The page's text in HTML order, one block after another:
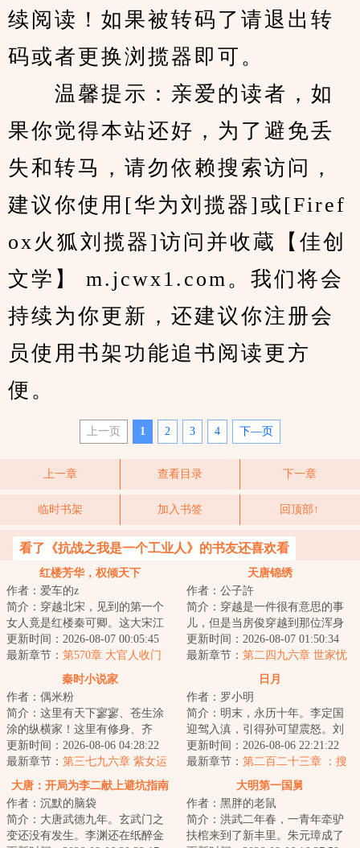
续阅读！如果被转码了请退出转
码或者更换浏揽器即可。
温馨提示：亲爱的读者，如
果你觉得本站还好，为了避免丢
失和转马，请勿依赖搜索访问，
建议你使用[华为刘揽器]或[Firef
ox火狐刘揽器]访问并收蔵【佳创
文学】 m.jcwx1.com。我们将会
持续为你更新，还建议你注册会
员使用书架功能追书阅读更方
便。
上一页 1 2 3 4 下—页
上一章 查看目录 下一章
临时书架 加入书签 回顶部↑
看了《抗战之我是一个工业人》的书友还喜欢看
红楼芳华，权倾天下
作者：爱车的z
简介：穿越北宋，见到的第一个
女人竟是红楼秦可卿。这大宋江
山，亦如红楼将倾我堂堂清河县
一霸，仗着一手...
更新时间：2026-08-07 00:05:45
最新章节： 第570章 大官人收门
生，贾母的算计
天唐锦绣
作者：公子許
简介：穿越是一件很有意思的事
儿，但是当房俊穿越到那位浑身
冒着绿油油光芒的唐朝同名前辈
身上，就感觉生...
更新时间：2026-08-07 01:50:34
最新章节： 第二四九六章 世家忧
秦时小说家
作者：偶米粉
简介：这里有天下寥寥、苍生涂
涂的纵横家！这里有修身、齐
家、治国、平天下的儒家！这里
有天下皆白、唯我...
更新时间：2026-08-06 04:28:22
最新章节： 第三七九六章 紫女运
道（求票票）
日月
作者：罗小明
简介：明末，永历十年。李定国
迎驾入滇，引得孙可望震怒。刘
文秀起兵响应，朝廷播迁昆明。
三王内讧之期近...
更新时间：2026-08-06 22:21:22
最新章节： 第二百二十三章 ：搜
山索海！（5k）
大唐：开局为李二献上避坑指南
作者：沉默的脑袋
简介：大唐武德九年。玄武门之
变还没有发生。李渊还在纸醉金
大明第一国舅
作者：黑胖的老鼠
简介：洪武二年春，一青年牵驴
扶棺来到了新丰里。朱元璋成了